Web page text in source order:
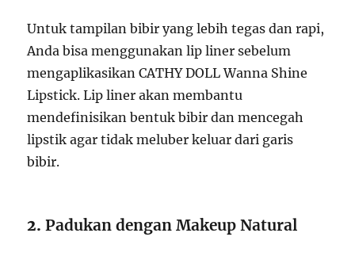
Untuk tampilan bibir yang lebih tegas dan rapi,
Anda bisa menggunakan lip liner sebelum
mengaplikasikan CATHY DOLL Wanna Shine
Lipstick. Lip liner akan membantu
mendefinisikan bentuk bibir dan mencegah
lipstik agar tidak meluber keluar dari garis
bibir.
2.Padukan dengan Makeup Natural